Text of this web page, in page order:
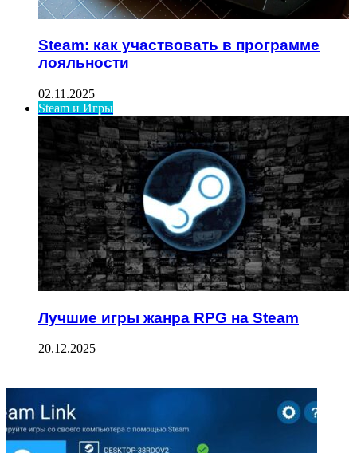
Steam: как участвовать в программе
лояльности
02.11.2025
Steam и Игры
Лучшие игры жанра RPG на Steam
20.12.2025